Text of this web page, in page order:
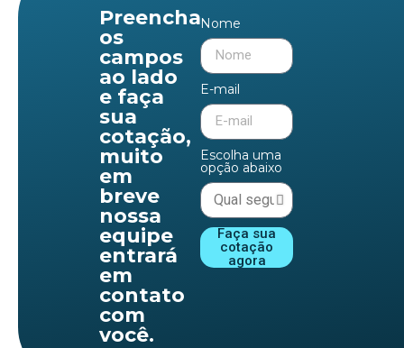
Preencha
os
campos
ao lado
e faça
sua
cotação,
muito
em
breve
nossa
equipe
entrará
em
contato
com
você.
Nome
E-mail
Escolha uma
opção abaixo
Faça sua
cotação
agora